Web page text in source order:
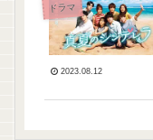
ドラマ
2023.08.12